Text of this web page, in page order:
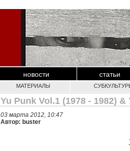
новости статьи
МАТЕРИАЛЫ
Yu Punk Vol.1 (1978 - 1982)
03 марта 2012, 10:47
Автор: buster